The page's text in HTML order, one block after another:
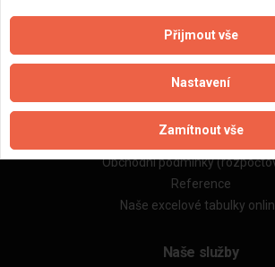
Důležité informace
Naše firmy a řemeslníci
Obchodní podmínky
Reference
Naše excelové tabulky
Naše služby
Přijmout vše
Nastavení
Zamítnout vše